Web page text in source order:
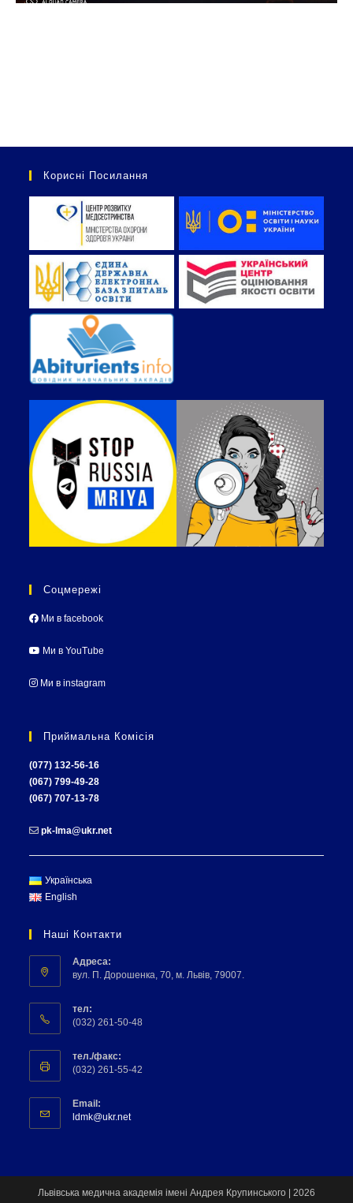
Корисні Посилання
Соцмережі
Ми в facebook
Ми в YouTube
Ми в instagram
Приймальна Комісія
(077) 132-56-16
(067) 799-49-28
(067) 707-13-78
pk-lma@ukr.net
Українська
English
Наші Контакти
Адреса:
вул. П. Дорошенка, 70, м. Львів, 79007.
тел:
(032) 261-50-48
тел./факс:
(032) 261-55-42
Email:
ldmk@ukr.net
Львівська медична академія імені Андрея Крупинського | 2026